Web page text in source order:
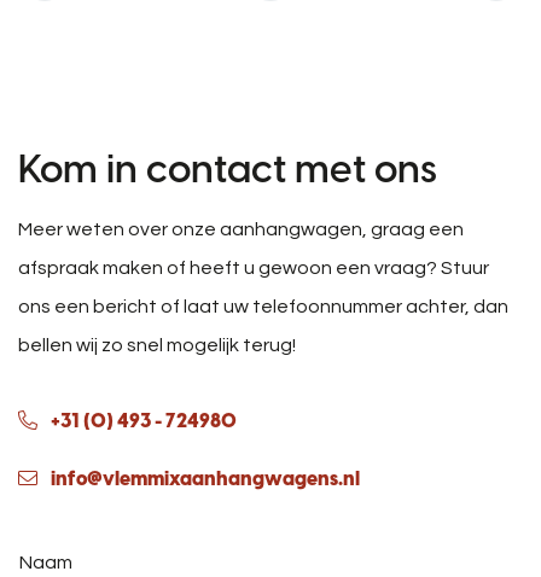
Kom in contact met ons
Meer weten over onze aanhangwagen, graag een
afspraak maken of heeft u gewoon een vraag? Stuur
ons een bericht of laat uw telefoonnummer achter, dan
bellen wij zo snel mogelijk terug!
+31 (0) 493 - 724980
info@vlemmixaanhangwagens.nl